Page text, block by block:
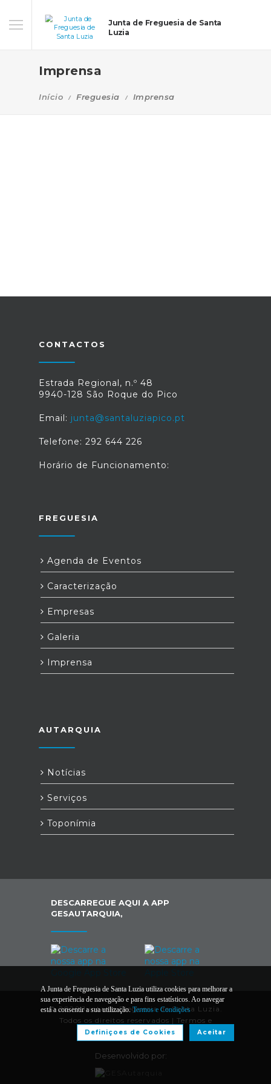
Junta de Freguesia de Santa
Luzia
Imprensa
Início Freguesia Imprensa
CONTACTOS
Estrada Regional, n.º 48
9940-128 São Roque do Pico
Email: junta@santaluziapico.pt
Telefone: 292 644 226
Horário de Funcionamento:
FREGUESIA
Agenda de Eventos
Caracterização
Empresas
Galeria
Imprensa
AUTARQUIA
Notícias
Serviços
Toponímia
DESCARREGUE AQUI A APP
GESAUTARQUIA,
© 2026 Junta de Freguesia de Santa Luzia.
Todos os direitos reservados | Termos e
Condições
Desenvolvido por:
A Junta de Freguesia de Santa Luzia utiliza cookies para melhorar a
sua experiência de navegação e para fins estatísticos. Ao navegar
está a consentir a sua utilização.Termos e Condições
Aceitar
Definiçoes de Cookies